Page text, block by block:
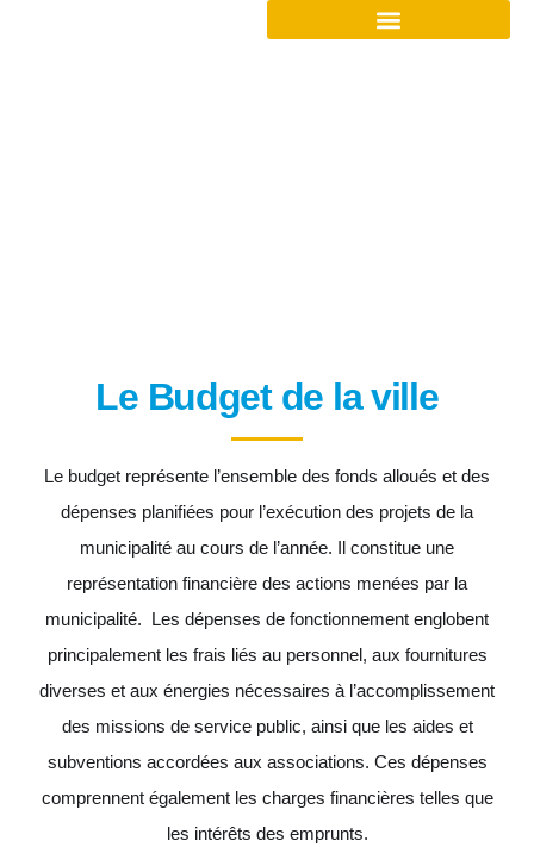
Le Budget de la ville
Le budget représente l’ensemble des fonds alloués et des
dépenses planifiées pour l’exécution des projets de la
municipalité au cours de l’année. Il constitue une
représentation financière des actions menées par la
municipalité. Les dépenses de fonctionnement englobent
principalement les frais liés au personnel, aux fournitures
diverses et aux énergies nécessaires à l’accomplissement
des missions de service public, ainsi que les aides et
subventions accordées aux associations. Ces dépenses
comprennent également les charges financières telles que
les intérêts des emprunts.